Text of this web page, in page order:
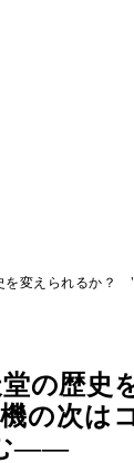
を変えられるか
の歴史
の次は
――